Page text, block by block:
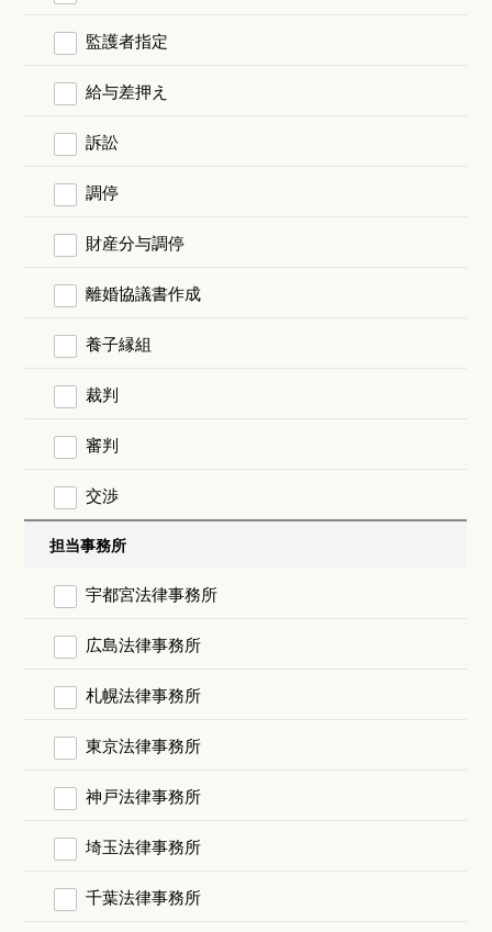
監護者指定
給与差押え
訴訟
調停
財産分与調停
離婚協議書作成
養子縁組
裁判
審判
交渉
担当事務所
宇都宮法律事務所
広島法律事務所
札幌法律事務所
東京法律事務所
神戸法律事務所
埼玉法律事務所
千葉法律事務所